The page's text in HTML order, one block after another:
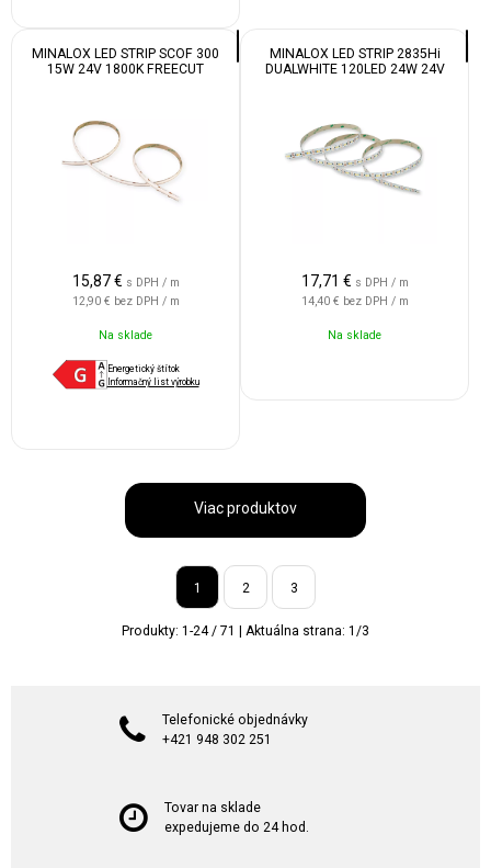
MINALOX LED STRIP SCOF 300
15W 24V 1800K FREECUT
15,87 € s DPH / m
12,90 € bez DPH / m
Na sklade
Energetický štítok
Informačný list výrobku
MINALOX LED STRIP 2835Hi
DUALWHITE 120LED 24W 24V
17,71 € s DPH / m
14,40 € bez DPH / m
Na sklade
Viac produktov
1 2 3
Produkty: 1 -24/ 71 | Aktuálna strana: 1 /3
Telefonické objednávky
+421 948 302 251
Tovar na sklade
expedujeme do 24 hod.